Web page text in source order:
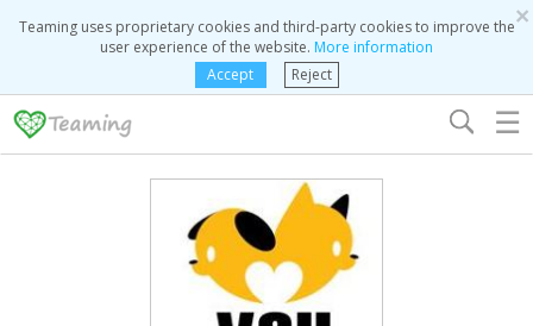
×
Teaming uses proprietary cookies and third-party cookies to improve the
user experience of the website. More information
Accept
Reject
☰